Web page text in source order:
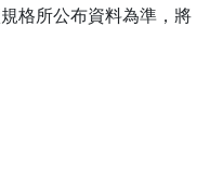
格所公布資料為準，將